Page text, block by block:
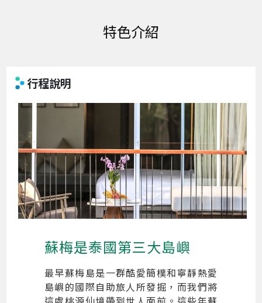
特色介紹
行程說明
蘇梅是泰國第三大島嶼
最早蘇梅島是一群酷愛簡樸和寧靜熱愛
島嶼的國際自助旅人所發掘，而我們將